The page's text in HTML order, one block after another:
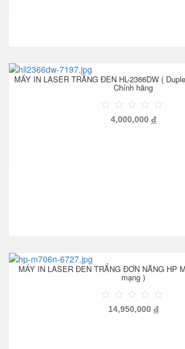
MÁY IN LASER TRẮNG ĐEN HL-2366DW (
Chính hãng
4,000,000 đ
MÁY IN LASER ĐEN TRẮNG ĐƠN NĂNG HP
mạng )
14,950,000 đ